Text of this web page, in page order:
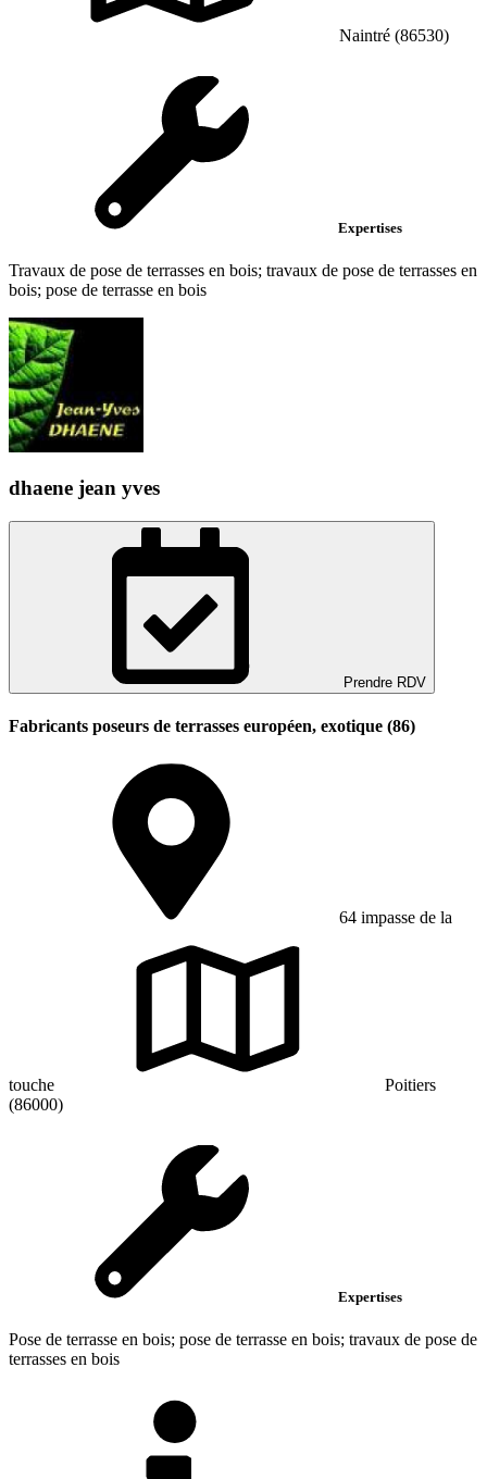
Naintré (86530)
Expertises
Travaux de pose de terrasses en bois; travaux de pose de terrasses en
bois; pose de terrasse en bois
dhaene jean yves
Prendre RDV
Fabricants poseurs de terrasses européen, exotique (86)
64 impasse de la
touche
Poitiers
(86000)
Expertises
Pose de terrasse en bois; pose de terrasse en bois; travaux de pose de
terrasses en bois